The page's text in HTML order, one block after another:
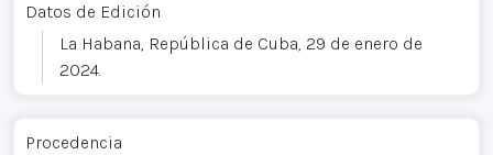
Datos de Edición
La Habana, República de Cuba, 29 de enero de
2024.
Procedencia